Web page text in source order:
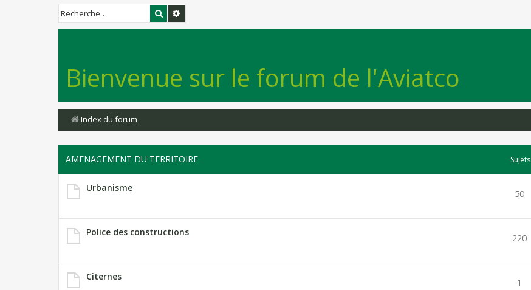
Rechercher
Bienvenue sur le forum de l'Aviatco
Index du forum
AMENAGEMENT DU TERRITOIRE Sujets
Urbanisme
50
Police des constructions
220
Citernes
1